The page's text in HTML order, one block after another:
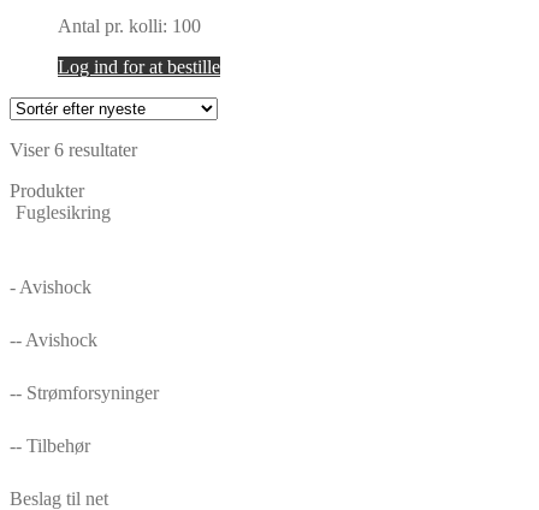
Antal pr. kolli: 100
Log ind for at bestille
Viser 6 resultaterSorteret
Produkter
Fuglesikring
- Avishock
-- Avishock
-- Strømforsyninger
-- Tilbehør
Beslag til net